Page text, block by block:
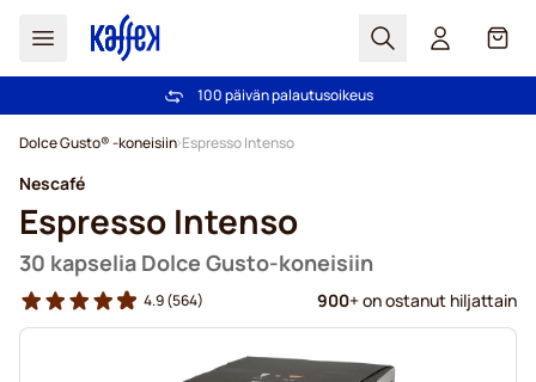
Haku Kori
Ilmainen toimitus yli 49,00€ tilauksille
100 päivän palautusoikeus
Dolce Gusto® -koneisiin Espresso Intenso
Nescafé
Espresso Intenso
30 kapselia Dolce Gusto-koneisiin
4.9(564) 900+ on ostanut hiljattain